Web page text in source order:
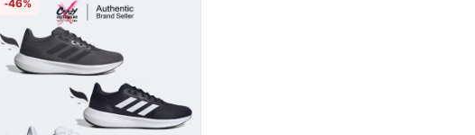
-46%